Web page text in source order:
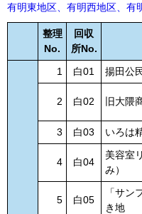
有明東地区、有明西地区、有
整理
No.
回収
所No.
1 白01 揚田公
2 白02 旧大隈
3
白03 いろは
4 白04
美容室
み）
5 白05
「サン
き地